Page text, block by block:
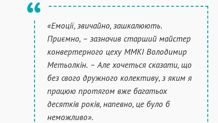
«Емоції, звичайно, зашкалюють.
Приємно, – зазначив старший майстер
конвертерного цеху ММКІ Володимир
Метьолкін. – Але хочеться сказати, що
без свого дружного колективу, з яким я
працюю протягом вже багатьох
десятків років, напевно, це було б
неможливо».